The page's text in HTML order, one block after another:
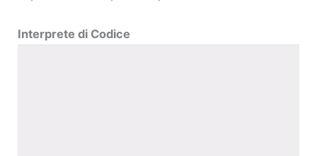
Interprete di Codice